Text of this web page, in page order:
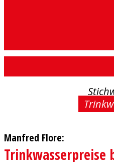
Manfred Flore:
Trinkwasserpreise